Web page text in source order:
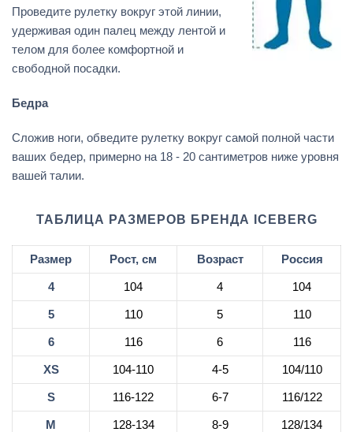
Проведите рулетку вокруг этой линии,
удерживая один палец между лентой и
телом для более комфортной и
свободной посадки.
Бедра
Сложив ноги, обведите рулетку вокруг самой полной части
ваших бедер, примерно на 18 - 20 сантиметров ниже уровня
вашей талии.
ТАБЛИЦА РАЗМЕРОВ БРЕНДА ICEBERG
Размер Рост, см Возраст Россия
4 104 4 104
5 110 5 110
6 116 6 116
XS 104-110 4-5 104/110
S 116-122 6-7 116/122
M 128-134 8-9 128/134